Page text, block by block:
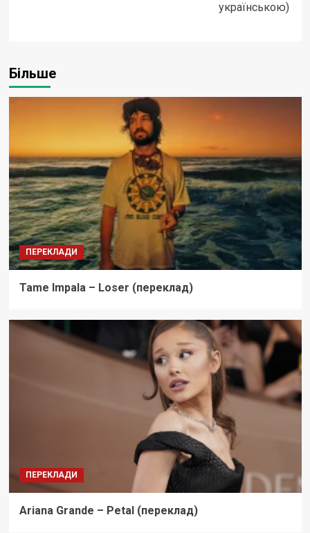
українською)
Більше
ПЕРЕКЛАДИ
Tame Impala – Loser (переклад)
ПЕРЕКЛАДИ
Ariana Grande – Petal (переклад)